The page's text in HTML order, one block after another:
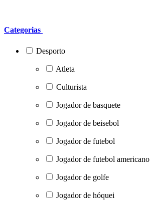
Categorias
Desporto
Atleta
Culturista
Jogador de basquete
Jogador de beisebol
Jogador de futebol
Jogador de futebol americano
Jogador de golfe
Jogador de hóquei